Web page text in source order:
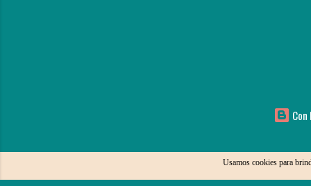
Usamos cookies para